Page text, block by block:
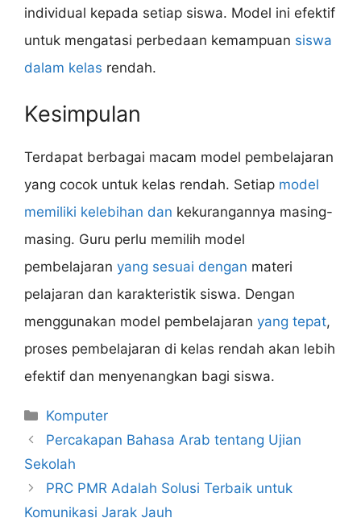
individual kepada setiap siswa. Model ini efektif
untuk mengatasi perbedaan kemampuan siswa
dalam kelas rendah.
Kesimpulan
Terdapat berbagai macam model pembelajaran
yang cocok untuk kelas rendah. Setiap model
memiliki kelebihan dan kekurangannya masing-
masing. Guru perlu memilih model
pembelajaran yang sesuai dengan materi
pelajaran dan karakteristik siswa. Dengan
menggunakan model pembelajaran yang tepat,
proses pembelajaran di kelas rendah akan lebih
efektif dan menyenangkan bagi siswa.
Categories
Komputer
Percakapan Bahasa Arab tentang Ujian
Sekolah
PRC PMR Adalah Solusi Terbaik untuk
Komunikasi Jarak Jauh